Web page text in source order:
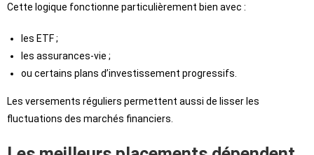
Cette logique fonctionne particulièrement bien avec :
les ETF ;
les assurances-vie ;
ou certains plans d’investissement progressifs.
Les versements réguliers permettent aussi de lisser les
fluctuations des marchés financiers.